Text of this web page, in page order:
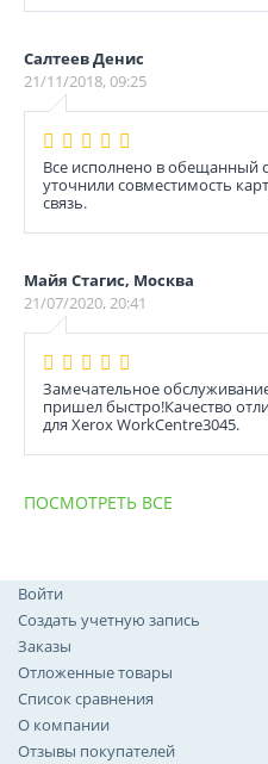
Салтеев Денис
21/11/2018, 09:25
Все исполнено в обещанный
уточнили совместимость
связь.
Майя Стагис, Москва
21/07/2020, 20:41
Замечательное
пришел быстро!Качество
для Xerox WorkCentre3045.
ПОСМОТРЕТЬ ВСЕ
Войти
Создать учетную запись
Заказы
Отложенные товары
Список сравнения
О компании
Отзывы покупателей